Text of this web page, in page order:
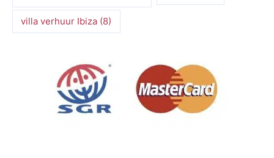
villa verhuur Ibiza (8)